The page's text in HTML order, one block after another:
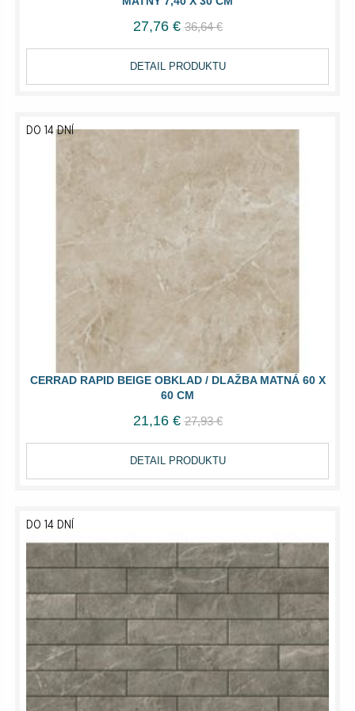
27,76 € 36,64 €
DETAIL PRODUKTU
CERRAD RAPID BEIGE OBKLAD / DLAŽBA MATNÁ 60 X
60 CM
DO 14 DNÍ
21,16 € 27,93 €
DETAIL PRODUKTU
DO 14 DNÍ